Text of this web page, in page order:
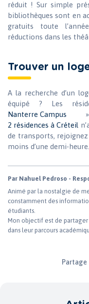
Partage
réduit ! Sur simple
bibliothèques sont en
gratuits toute
réductions dans les
Trouver un
A la recherche d’un
équipé ? Les
Nanterre Campus »
2 résidences à Créteil
de transports,
moins d’une demi-heure.
Par Nahuel Pedroso -
Animé par la nostalgie de
constamment des
étudiants.
Mon objectif est de
dans leur parcours